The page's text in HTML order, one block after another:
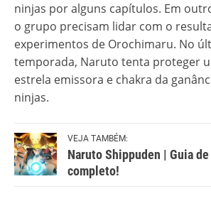
ninjas por alguns capítulos. Em
o grupo precisam lidar com o
experimentos de Orochimaru. No
temporada, Naruto tenta proteger
estrela emissora e chakra da
ninjas.
VEJA TAMBÉM:
Naruto Shippuden | Guia
completo!